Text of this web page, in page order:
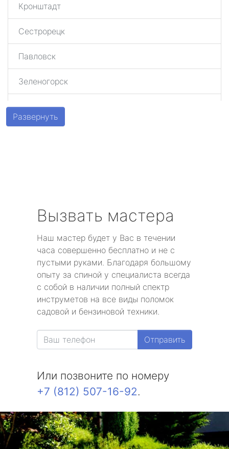
Кронштадт
Сестрорецк
Павловск
Зеленогорск
Шушары
Песочный
Левашово
Лисий Нос
Александровская
Молодежное
Комарово
Развернуть
Вызвать мастера
Наш мастер будет у Вас в течении
часа совершенно бесплатно и не с
пустыми руками. Благодаря большому
опыту за спиной у специалиста всегда
с собой в наличии полный спектр
инструметов на все виды поломок
садовой и бензиновой техники.
Отправить
Или позвоните по номеру
+7 (812) 507-16-92.